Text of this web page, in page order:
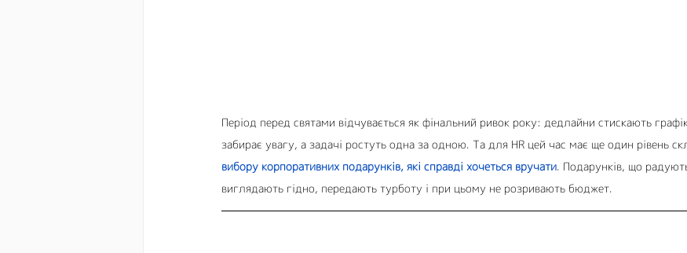
Період перед святами відчувається як фінальний ривок року: дедлайни стискають
забирає увагу, а задачі ростуть одна за одною. Та для HR цей час має ще один рівень
вибору корпоративних подарунків, які справді хочеться вручати. Подарунків, що
виглядають гідно, передають турботу і при цьому не розривають бюджет.